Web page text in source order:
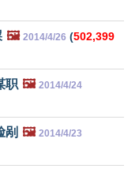
🖼️ 2014/4/26 (502,399
职 🖼️ 2014/4/24
剐 🖼️ 2014/4/23